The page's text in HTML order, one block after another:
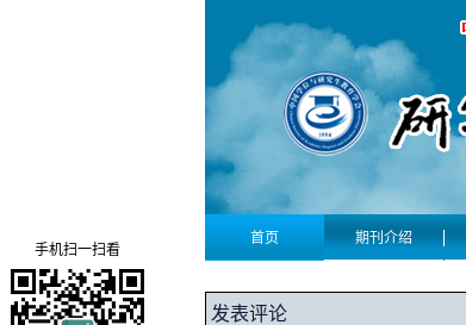
首页 期刊介绍
发表评论
手机扫一扫看